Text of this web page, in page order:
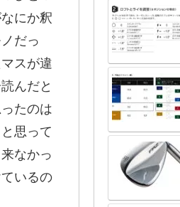
にか釈
だっ
スが違
んだと
たのは
思って
なかっ
いるの